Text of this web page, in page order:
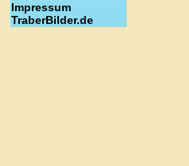
Impressum
TraberBilder.de